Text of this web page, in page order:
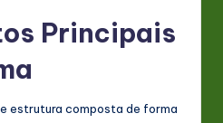
Principais
estrutura composta de forma